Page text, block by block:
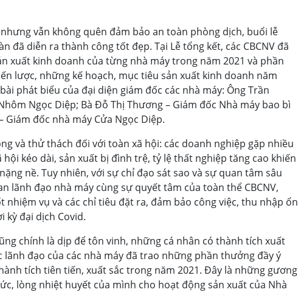
vẫn không quên đảm bảo an toàn phòng dịch, buổi lễ
đã diễn ra thành công tốt đẹp. Tại Lễ tổng kết, các CBCNV đã
xuất kinh doanh của từng nhà máy trong năm 2021 và phần
lược, những kế hoạch, mục tiêu sản xuất kinh doanh năm
phát biểu của đại diện giám đốc các nhà máy: Ông Trần
Ngọc Diệp; Bà Đỗ Thị Thương – Giám đốc Nhà máy bao bì
đốc nhà máy Cửa Ngọc Diệp.
và thử thách đối với toàn xã hội: các doanh nghiệp gặp nhiều
kéo dài, sản xuất bị đình trệ, tỷ lệ thất nghiệp tăng cao khiến
nề. Tuy nhiên, với sự chỉ đạo sát sao và sự quan tâm sâu
lãnh đạo nhà máy cùng sự quyết tâm của toàn thể CBCNV,
nhiệm vụ và các chỉ tiêu đặt ra, đảm bảo công việc, thu nhập ổn
đại dịch Covid.
chính là dịp để tôn vinh, những cá nhân có thành tích xuất
lãnh đạo của các nhà máy đã trao những phần thưởng đầy ý
tích tiên tiến, xuất sắc trong năm 2021. Đây là những gương
lòng nhiệt huyết của mình cho hoạt động sản xuất của Nhà